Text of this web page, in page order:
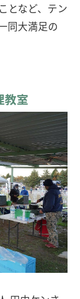
となど、テン
同大満足の
教室